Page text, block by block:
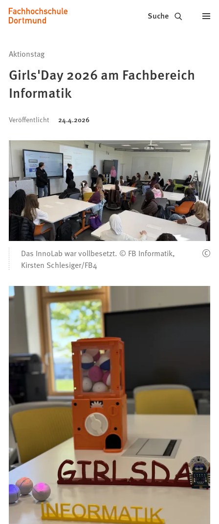
Inhalt anspringen
Fachhochschule
Dortmund
-
Studium,
Studiengänge,
Suche
Aktionstag
Girls'Day 2026 am Fachbereich
Informatik
Veröffentlicht 24.4.2026
Das InnoLab war vollbesetzt. © FB Informatik,
Kirsten Schlesiger/FB4